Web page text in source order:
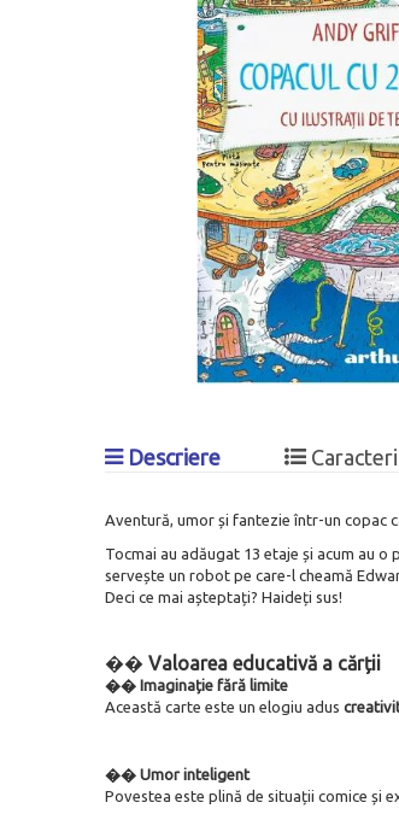
Descriere
Aventură, umor și fantezie într-un copac
Tocmai au adăugat 13 etaje și acum au
servește un robot pe care-l cheamă
Deci ce mai așteptați? Haideți sus!
�� Valoarea educativă a cărții
�� Imaginație fără limite
Această carte este un elogiu adus
�� Umor inteligent
Povestea este plină de situații comice și